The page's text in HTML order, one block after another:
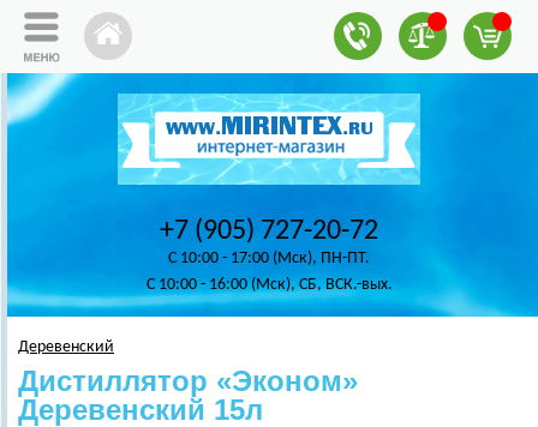
+7 (905) 727-20-72
C 10:00 - 17:00 (Мск), ПН-ПТ.
C 10:00 - 16:00 (Мск), СБ, ВСК.-вых.
Деревенский
Дистиллятор «Эконом»
Деревенский 15л